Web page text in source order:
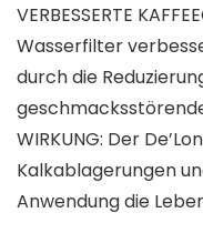
VERBESSERTE
Wasserfilter
durch die
WIRKUNG: Der
Kalkablagerungen
Anwendung die